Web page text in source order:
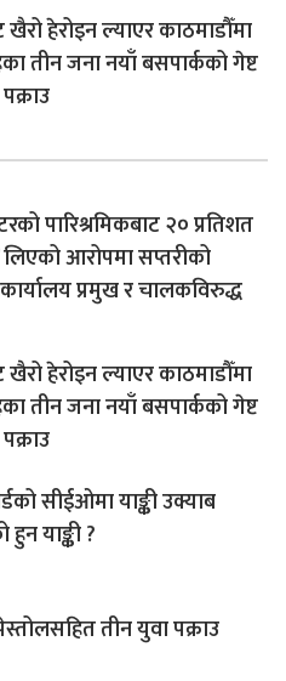
खैरो हेरोइन ल्याएर काठमाडौँमा
तीन जना नयाँ बसपार्कको गेष्ट
पारिश्रमिकबाट २० प्रतिशत
आरोपमा सप्तरीको
प्रमुख र चालकविरुद्ध
खैरो हेरोइन ल्याएर काठमाडौँमा
तीन जना नयाँ बसपार्कको गेष्ट
सीईओमा याङ्की उक्याब
याङ्की ?
तीन युवा पक्राउ